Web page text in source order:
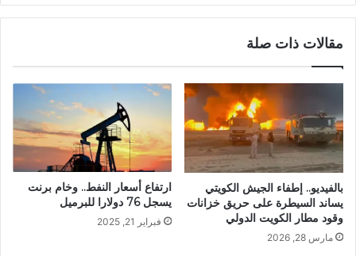
مقالات ذات صلة
بالفيديو.. إطفاء الجيش الكويتي
يساند السيطرة على حريق خزانات
وقود مطار الكويت الدولي
مارس 28, 2026
ارتفاع أسعار النفط.. وخام برنت
يسجل 76 دولارا للبرميل
فبراير 21, 2025